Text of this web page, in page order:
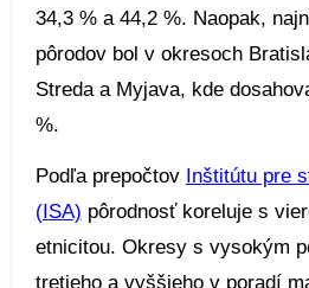
34,3 % a 44,2 %. Naopak,
pôrodov bol v okresoch
Streda a Myjava, kde
%.
Podľa prepočtov Inštitútu pre
(ISA) pôrodnosť koreluje s
etnicitou. Okresy s vysokým
tretieho a vyššieho v poradí